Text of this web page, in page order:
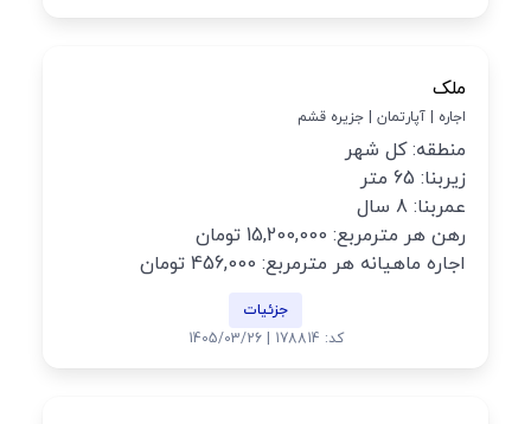
ملک
اجاره | آپارتمان | جزیره قشم
منطقه: کل شهر
زیربنا: 65 متر
عمربنا: 8 سال
رهن هر مترمربع: 15,200,000 تومان
اجاره ماهیانه هر مترمربع: 456,000 تومان
جزئیات
کد: 178814 | 1405/03/26